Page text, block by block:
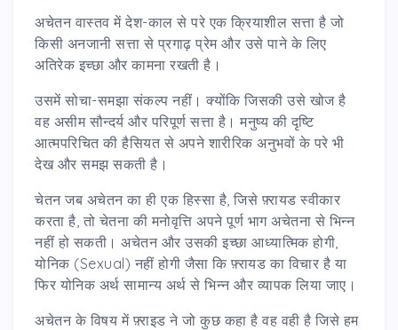
अचेतन वास्तव में देश-काल से परे एक क्रियाशील सत्ता है जो
किसी अनजानी सत्ता से प्रगाढ़ प्रेम और उसे पाने के लिए
अतिरेक इच्छा और कामना रखती है।
उसमें सोचा-समझा संकल्प नहीं। क्योंकि जिसकी उसे खोज है
वह असीम सौन्दर्य और परिपूर्ण सत्ता है। मनुष्य की दृष्टि
आत्मपरिचित की हैसियत से अपने शारीरिक अनुभवों के परे भी
देख और समझ सकती है।
चेतन जब अचेतन का ही एक हिस्सा है, जिसे फ़्रायड स्वीकार
करता है, तो चेतना की मनोवृत्ति अपने पूर्ण भाग अचेतना से भिन्न
नहीं हो सकती। अचेतन और उसकी इच्छा आध्यात्मिक होगी,
योनिक (Sexual) नहीं होगी जैसा कि फ़्रायड का विचार है या
फिर योनिक अर्थ सामान्य अर्थ से भिन्न और व्यापक लिया जाए।
अचेतन के विषय में फ़्राइड ने जो कुछ कहा है वह वही है जिसे हम